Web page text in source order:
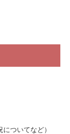
ついてなど）